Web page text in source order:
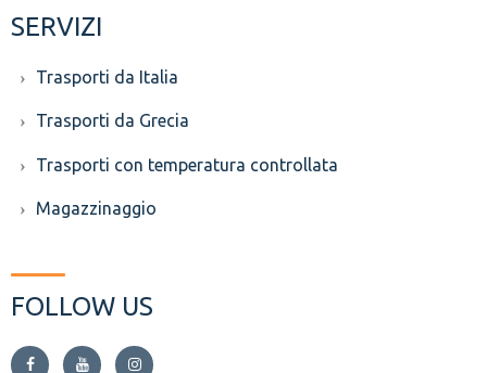
SERVIZI
Trasporti da Italia
Trasporti da Grecia
Trasporti con temperatura controllata
Magazzinaggio
FOLLOW US